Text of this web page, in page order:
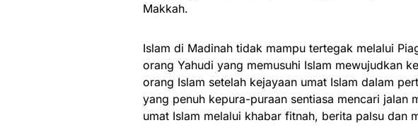
Makkah.
Islam di Madinah tidak mampu tertegak melalui
orang Yahudi yang memusuhi Islam mewujudkan
orang Islam setelah kejayaan umat Islam dalam
yang penuh kepura-puraan sentiasa mencari jalan
umat Islam melalui khabar fitnah, berita palsu dan